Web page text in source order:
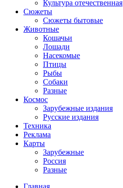
Культура отечественная
Сюжеты
Сюжеты бытовые
Животные
Кошачьи
Лошади
Насекомые
Птицы
Рыбы
Собаки
Разные
Космос
Зарубежные издания
Русские издания
Техника
Реклама
Карты
Зарубежные
Россия
Разные